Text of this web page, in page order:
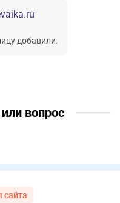
добавили.
вопрос
сайта